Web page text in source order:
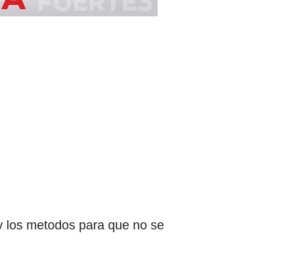
los metodos para que no se